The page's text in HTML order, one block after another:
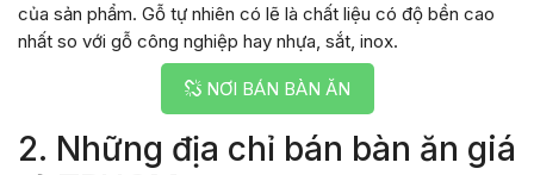
của sản phẩm. Gỗ tự nhiên có lẽ là chất liệu có độ bền cao
nhất so với gỗ công nghiệp hay nhựa, sắt, inox.
NƠI BÁN BÀN ĂN
2. Những địa chỉ bán bàn ăn giá